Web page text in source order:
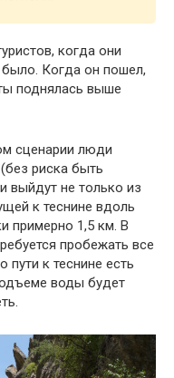
когда они
Когда он пошел,
поднялась выше
сценарии люди
риска быть
выйдут не только из
к теснине вдоль
примерно 1,5 км. В
пробежать все
пути к теснине есть
воды будет